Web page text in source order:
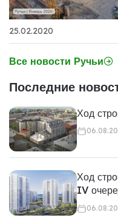
25.02.2020
Все новости Ручьи
Последние
Ход
Ход
IV